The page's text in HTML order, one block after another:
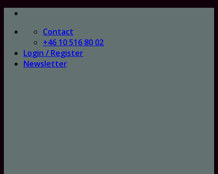
Skip
content
Contact
+46 10 516 80 02
Login / Register
Newsletter